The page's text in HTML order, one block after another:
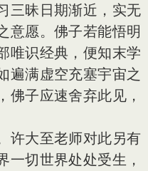
三昧日期渐近，实无
意愿。佛子若能悟明
唯识经典，便知末学
遍满虚空充塞宇宙之
佛子应速舍弃此见，
许大至老师对此另有
一切世界处处受生，